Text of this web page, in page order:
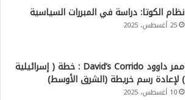
نظام الكوتا: دراسة في المبررات السياسية
25 أغسطس، 2025
ممر داوود David’s Corrido : خطة ( إسرائيلية
) لإعادة رسم خريطة (الشرق الأوسط)
10 أغسطس، 2025